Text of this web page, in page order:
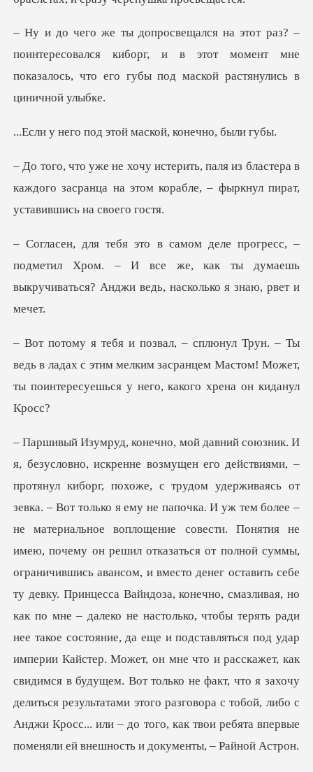
нтересовался киборг, и в этот момент мне
показалось,
д этой маской, ко
бластера в
каждого засранца на этом корабле,
подметил Хром. – И все же, как ты думаешь
выкручив
дь в ладах с этим мелким засранцем Мастом! Может,
ты
почему он решил отказаться от полной суммы,
ограничившись авансом, и вместо денег оставить себе
ту девку. Принцесса Вайндоза, конечно, смазливая, но
как по мне – далеко не настолько, чтобы терять ради
нее такое состояние, да еще и подставляться под удар
импер